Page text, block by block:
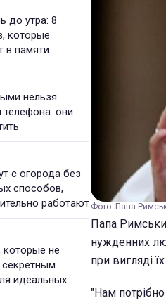
до утра: 8
которые
в памяти
нельзя
телефона: они
с огорода без
способов,
работают
не
секретным
идеальных
Фото: Папа
Папа
нужденних
при вигляді
"Нам